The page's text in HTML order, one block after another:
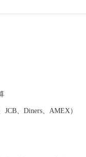
持てるまちづくりへ
、Diners、AMEX）